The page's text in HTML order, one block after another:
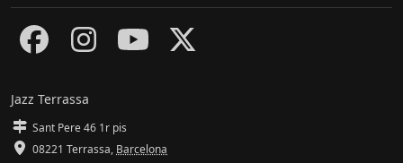
Jazz Terrassa
Sant Pere 46 1r pis
08221 Terrassa, Barcelona